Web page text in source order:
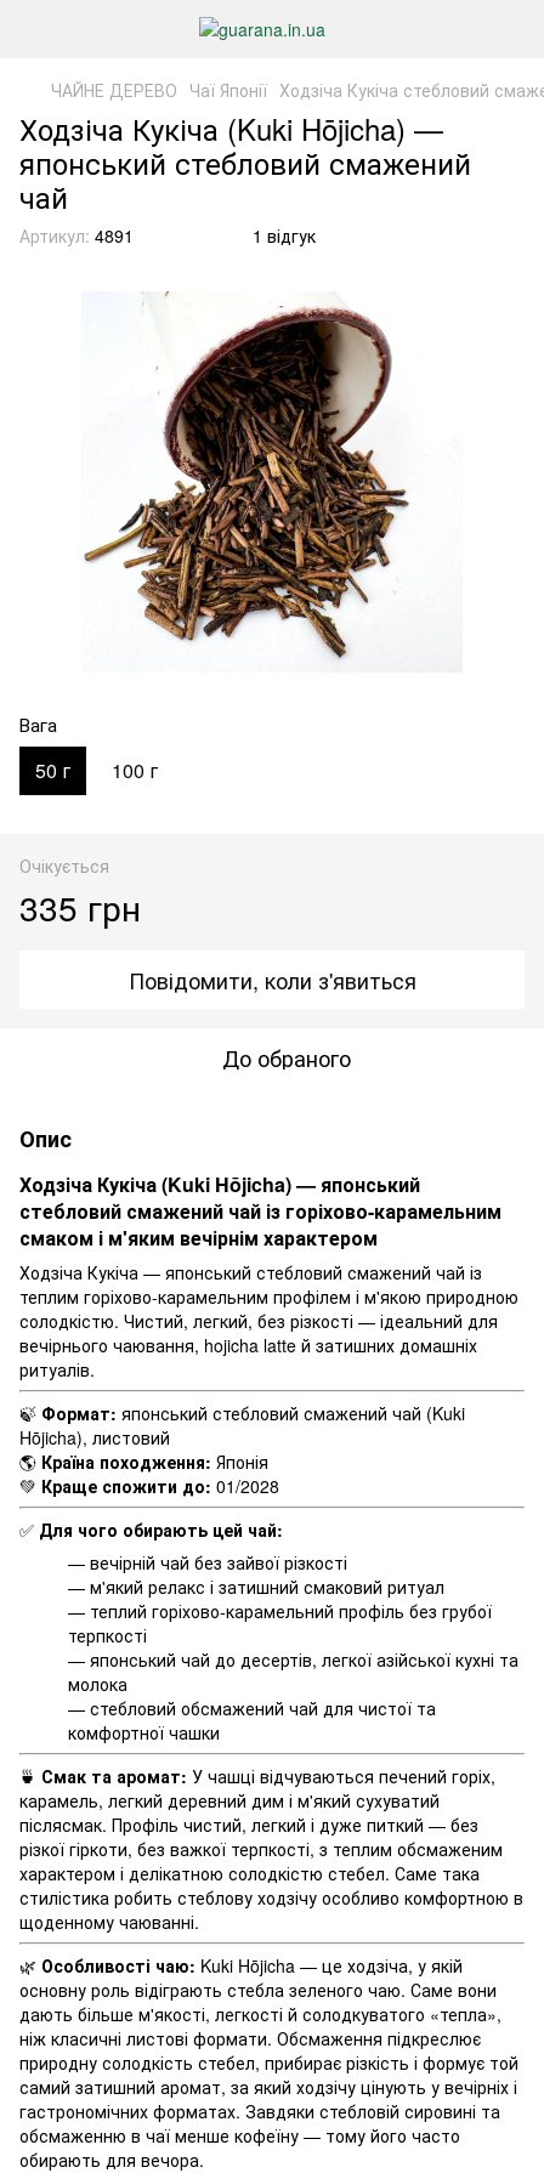
ЧАЙНЕ ДЕРЕВО Чаї Японії Ходзіча Кукіча стебловий
Ходзіча Кукіча (Kuki Hōjicha) —
японський стебловий смажений
чай
Артикул: 4891 1 відгук
Вага
50 г 100 г
Очікується
335 грн
Повідомити, коли з'явиться
До обраного
Опис
Ходзіча Кукіча (Kuki Hōjicha) — японський
стебловий смажений чай із горіхово-карамельним
смаком і м'яким вечірнім характером
Ходзіча Кукіча — японський стебловий смажений чай із
теплим горіхово-карамельним профілем і м'якою природною
солодкістю. Чистий, легкий, без різкості — ідеальний для
вечірнього чаювання, hojicha latte й затишних домашніх
ритуалів.
🍃 Формат: японський стебловий смажений чай (Kuki
Hōjicha), листовий
🌎 Країна походження: Японія
💚 Краще спожити до: 01/2028
✅ Для чого обирають цей чай:
— вечірній чай без зайвої різкості
— м'який релакс і затишний смаковий ритуал
— теплий горіхово-карамельний профіль без грубої
терпкості
— японський чай до десертів, легкої азійської кухні та
молока
— стебловий обсмажений чай для чистої та
комфортної чашки
🍵 Смак та аромат: У чашці відчуваються печений горіх,
карамель, легкий деревний дим і м'який сухуватий
післясмак. Профіль чистий, легкий і дуже питкий — без
різкої гіркоти, без важкої терпкості, з теплим обсмаженим
характером і делікатною солодкістю стебел. Саме така
стилістика робить стеблову ходзічу особливо комфортною в
щоденному чаюванні.
🌿 Особливості чаю: Kuki Hōjicha — це ходзіча, у якій
основну роль відіграють стебла зеленого чаю. Саме вони
дають більше м'якості, легкості й солодкуватого «тепла»,
ніж класичні листові формати. Обсмаження підкреслює
природну солодкість стебел, прибирає різкість і формує той
самий затишний аромат, за який ходзічу цінують у вечірніх і
гастрономічних форматах. Завдяки стебловій сировині та
обсмаженню в чаї менше кофеїну — тому його часто
обирають для вечора.